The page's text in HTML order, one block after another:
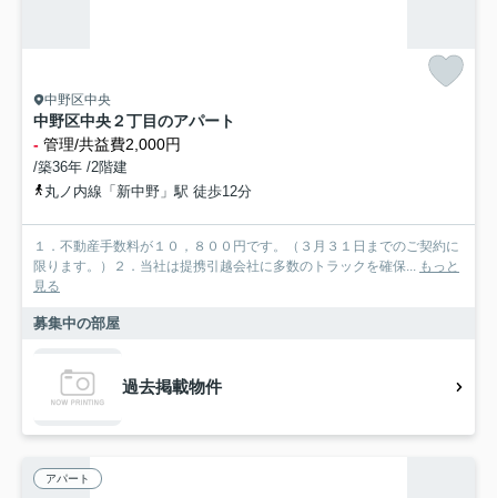
中野区中央
中野区中央２丁目のアパート
- 管理/共益費2,000円
/築36年 /2階建
丸ノ内線「新中野」駅 徒歩12分
１．不動産手数料が１０，８００円です。（３月３１日までのご契約に
限ります。）２．当社は提携引越会社に多数のトラックを確保...
もっと
見る
募集中の部屋
過去掲載物件
アパート